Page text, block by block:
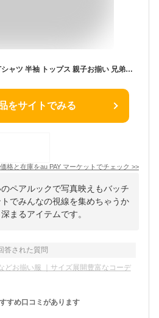
親子 ペアルック 親子ペア Tシャツ 半袖 トップス 親子お揃い 兄弟 お揃い 大きいサイズ 春夏 パパ ママ キッズ 子供服 レディース メン
をサイトでみる
価格と在庫をau PAY マーケット でチェック >>
ペアルックで写真映えもバッチ
でみんなの視線を集めちゃうか
まるアイテムです。
答された質問
どお揃い服 ｜サイズ展開豊富なコーデ
すめ口コミがあります